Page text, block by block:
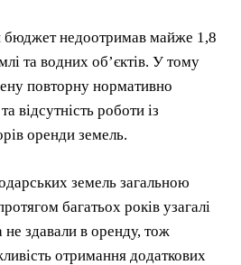
бюджет недоотримав майже 1,8
та водних об’єктів. У тому
повторну нормативно
відсутність роботи із
оренди земель.
земель загальною
багатьох років узагалі
не здавали в оренду, тож
отримання додаткових